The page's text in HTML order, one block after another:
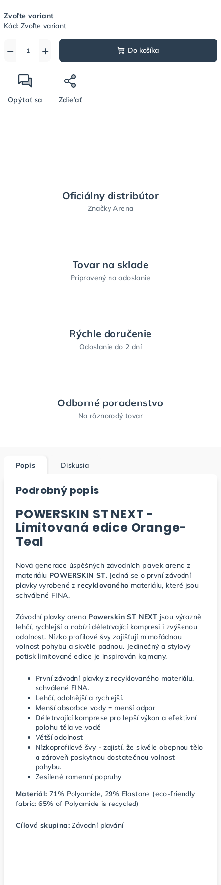
cena:
Zvoľte variant
Kód: Zvoľte variant
+
− Do košíka
Opýtať sa Zdieľať
Oficiálny distribútor
Značky Arena
Tovar na sklade
Pripravený na odoslanie
Rýchle doručenie
Odoslanie do 2 dní
Odborné poradenstvo
Na rôznorodý tovar
Popis Diskusia
Podrobný popis
POWERSKIN ST NEXT -
Limitovaná edice Orange-
Teal
Nová generace úspěšných závodních plavek arena z
materiálu POWERSKIN ST. Jedná se o první závodní
plavky vyrobené z recyklovaného materiálu, které jsou
schválené FINA.
Závodní plavky arena Powerskin ST NEXT jsou výrazně
lehčí, rychlejší a nabízí déletrvající kompresi i zvýšenou
odolnost. Nízko profilové švy zajišťují mimořádnou
volnost pohybu a skvělé padnou. Jedinečný a stylový
potisk limitované edice je inspirován kajmany.
První závodní plavky z recyklovaného materiálu,
schválené FINA.
Lehčí, odolnější a rychlejší.
Menší absorbce vody = menší odpor
Déletrvající komprese pro lepší výkon a efektivní
polohu těla ve vodě
Větší odolnost
Nízkoprofilové švy - zajistí, že skvěle obepnou tělo
a zároveň poskytnou dostatečnou volnost
pohybu.
Zesílené ramenní popruhy
Materiál: 71% Polyamide, 29% Elastane (eco-friendly
fabric: 65% of Polyamide is recycled)
Cílová skupina:Závodní plavání